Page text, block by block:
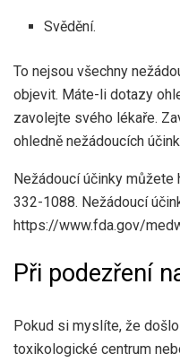
Svědění.
To nejsou všechny
objevit. Máte-li dotazy
zavolejte svého lékaře.
ohledně nežádoucích
Nežádoucí účinky
332-1088. Nežádoucí
https://www.fda.gov/
Při podezření
Pokud si myslíte, že
toxikologické centrum